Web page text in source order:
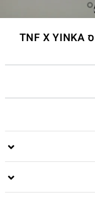
מכנסי פליס ארוכים יוניסקס TNF X YINKA